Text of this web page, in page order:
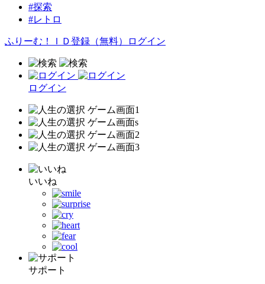
#探索
#レトロ
ふりーむ！ＩＤ登録（無料） ログイン
ログイン
いいね
サポート